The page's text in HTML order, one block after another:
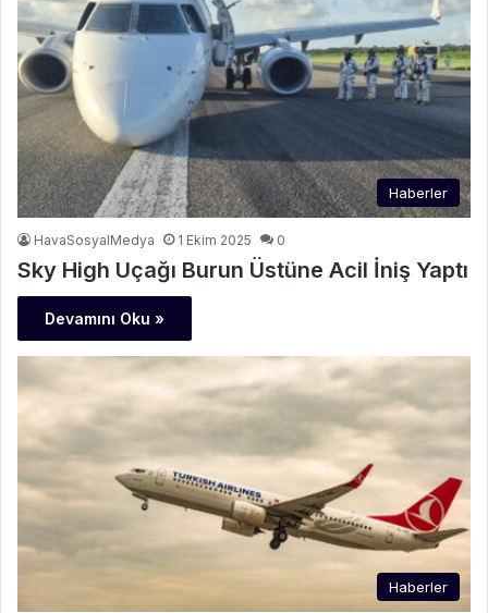
Haberler
HavaSosyalMedya 1 Ekim 2025 0
Sky High Uçağı Burun Üstüne Acil İniş Yaptı
Devamını Oku »
Haberler